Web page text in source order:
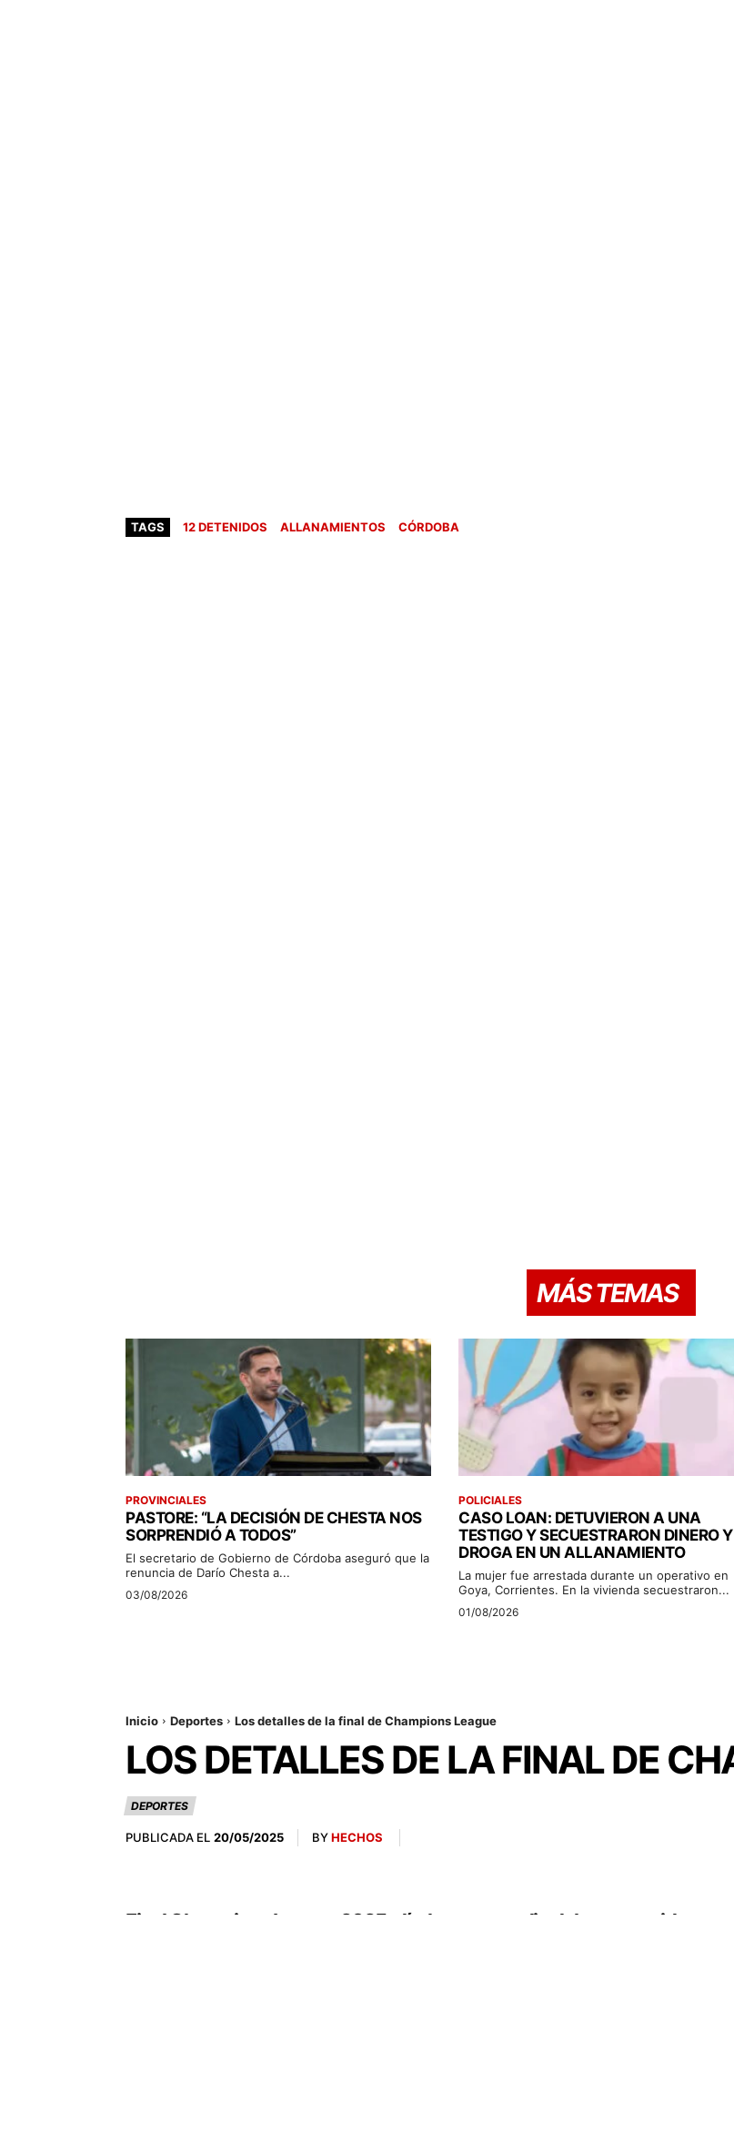
TAGS 12 DETENIDOS ALLANAMIENTOS CÓRDOBA
MÁS TEMAS
PROVINCIALES
PASTORE: “LA DECISIÓN DE CHESTA NOS
SORPRENDIÓ A TODOS”
El secretario de Gobierno de Córdoba aseguró que la
renuncia de Darío Chesta a...
03/08/2026
POLICIALES
CASO LOAN: DETUVIERON A UNA
TESTIGO Y SECUESTRARON DINERO Y
DROGA EN UN ALLANAMIENTO
La mujer fue arrestada durante un operativo en
Goya, Corrientes. En la vivienda secuestraron...
01/08/2026